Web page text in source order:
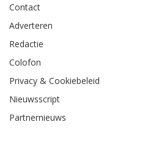
Contact
Adverteren
Redactie
Colofon
Privacy & Cookiebeleid
Nieuwsscript
Partnernieuws